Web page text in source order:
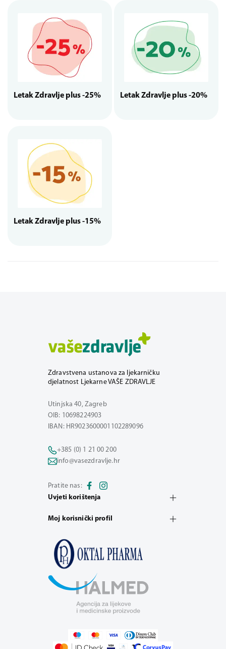
Letak Zdravlje plus -25% Letak Zdravlje plus -20%
Letak Zdravlje plus -15%
Zdravstvena ustanova za ljekarničku
djelatnost Ljekarne VAŠE ZDRAVLJE
Utinjska 40, Zagreb
OIB: 10698224903
IBAN: HR9023600001102289096
+385 (0) 1 21 00 200
info@vasezdravlje.hr
Pratite nas:
Uvjeti korištenja
Moj korisnički profil